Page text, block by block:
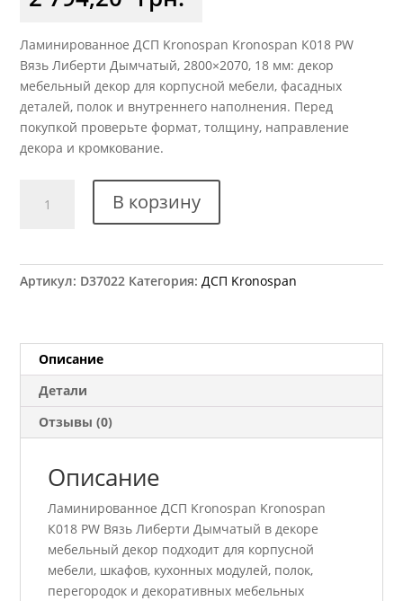
Ламинированное ДСП Kronospan Kronospan К018 PW
Вязь Либерти Дымчатый, 2800×2070, 18 мм: декор
мебельный декор для корпусной мебели, фасадных
деталей, полок и внутреннего наполнения. Перед
покупкой проверьте формат, толщину, направление
декора и кромкование.
товара
PW
Дымчатый
2800x2070
В корзину
Артикул: D37022 Категория: ДСП Kronospan
Описание
Детали
Отзывы (0)
Описание
Ламинированное ДСП Kronospan Kronospan
К018 PW Вязь Либерти Дымчатый в декоре
мебельный декор подходит для корпусной
мебели, шкафов, кухонных модулей, полок,
перегородок и декоративных мебельных